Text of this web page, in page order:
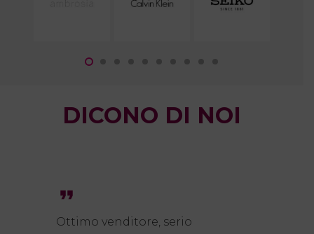
DICONO DI NOI
format_quote
Venditore assolutamente affidabile,